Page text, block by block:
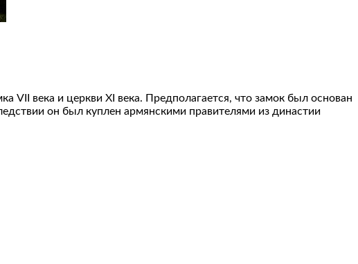
века и церкви XI века. Предполагается, что замок был основан
он был куплен армянскими правителями из династии